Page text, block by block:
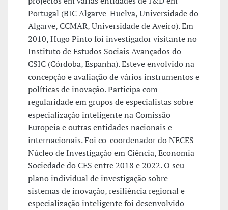
Portugal (BIC Algarve-Huelva, Universidade do
Algarve, CCMAR, Universidade de Aveiro). Em
2010, Hugo Pinto foi investigador visitante no
Instituto de Estudos Sociais Avançados do
CSIC (Córdoba, Espanha). Esteve envolvido na
concepção e avaliação de vários instrumentos e
políticas de inovação. Participa com
regularidade em grupos de especialistas sobre
especialização inteligente na Comissão
Europeia e outras entidades nacionais e
internacionais. Foi co-coordenador do NECES -
Núcleo de Investigação em Ciência, Economia
Sociedade do CES entre 2018 e 2022. O seu
plano individual de investigação sobre
sistemas de inovação, resiliência regional e
especialização inteligente foi desenvolvido